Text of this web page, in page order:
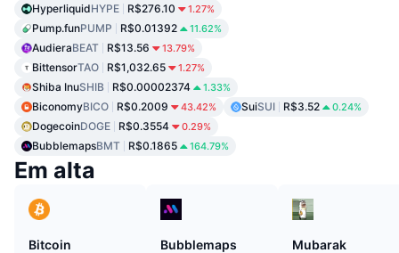
HyperliquidHYPE R$276.10 1.27%
Pump.funPUMP R$0.01392 11.62%
AudieraBEAT R$13.56 13.79%
BittensorTAO R$1,032.65 1.27%
Shiba InuSHIB R$0.00002374 1.33%
BiconomyBICO R$0.2009 43.42% SuiSUI R$3.52 0.24%
DogecoinDOGE R$0.3554 0.29%
BubblemapsBMT R$0.1865 164.79%
Em alta
Bitcoin
Bubblemaps
Mubarak